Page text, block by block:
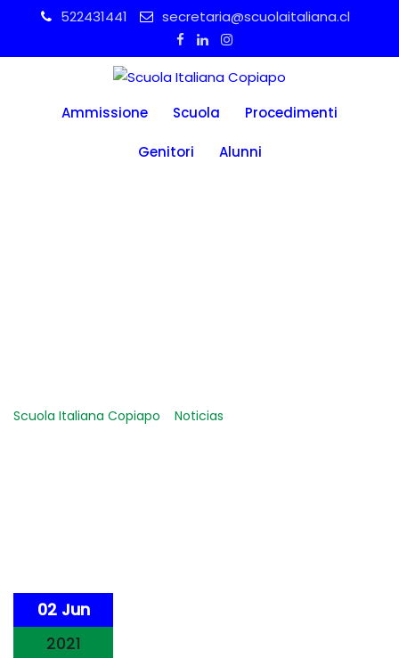
content
522431441 secretaria@scuolaitaliana.cl
Ammissione Scuola Procedimenti
Genitori Alunni
Scuola Italiana Copiapo Noticias
02 Jun
2021